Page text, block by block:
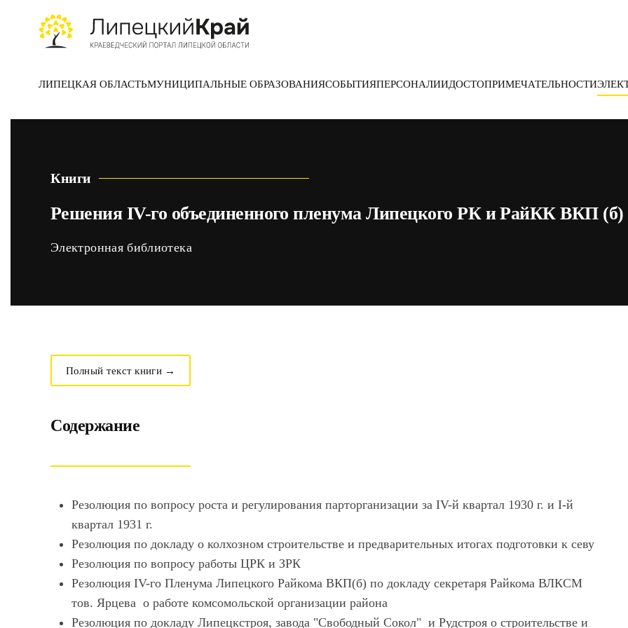
Skip to main content
ЛИПЕЦКАЯ ОБЛАСТЬМУНИЦИПАЛЬНЫЕ ОБРАЗОВАНИЯСОБЫТИЯПЕРСОНАЛИИДОСТОПРИМЕЧАТЕЛЬНОСТИ
Книги
Решения IV-го объединенного пленума Липецкого РК и РайКК ВКП (б)
Электронная библиотека
Полный текст книги →
Содержание
Резолюция по вопросу роста и регулирования парторганизации за IV-й квартал 1930 г. и I-й
квартал 1931 г.
Резолюция по докладу о колхозном строительстве и предварительных итогах подготовки к севу
Резолюция по вопросу работы ЦРК и ЗРК
Резолюция IV-го Пленума Липецкого Райкома ВКП(б) по докладу секретаря Райкома ВЛКСМ
тов. Ярцева о работе комсомольской организации района
Резолюция по докладу Липецкстроя, завода "Свободный Сокол" и Рудстроя о строительстве и